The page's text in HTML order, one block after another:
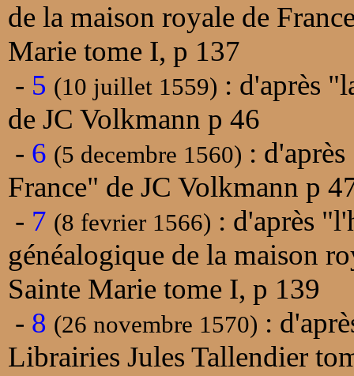
de la maison royale de
Marie tome I, p 137
- 5 (10 juillet 1559) : d'après
de JC Volkmann p 46
- 6 (5 decembre 1560) :
France" de JC Volkmann p
- 7 (8 fevrier 1566) : d'après
généalogique de la maison
Sainte Marie tome I, p 139
- 8 (26 novembre 1570) :
Librairies Jules Tallendier